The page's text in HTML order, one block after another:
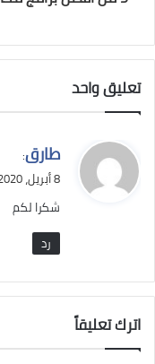
تعليق واحد
ي
ق
ل
طارق:
8 أبريل، 2020 الساعة 12:59 م
شكرا لكم
رد
اترك تعليقاً